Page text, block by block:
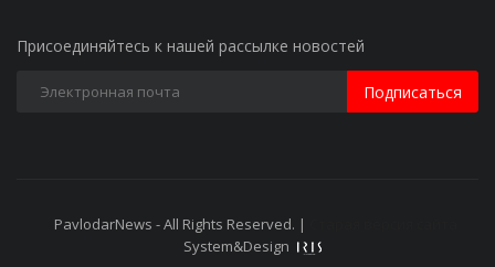
Присоединяйтесь к нашей рассылке новостей
Подписаться
PavlodarNews - All Rights Reserved. |
System&Design